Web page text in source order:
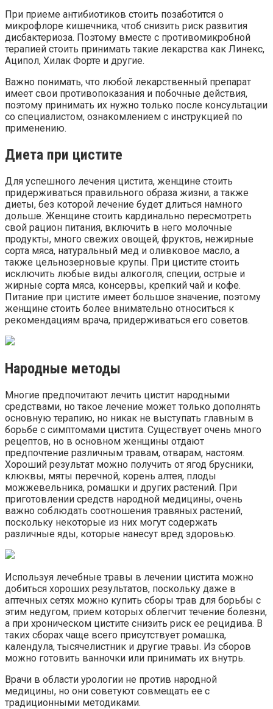
При приеме антибиотиков стоить позаботится о
микрофлоре кишечника, чтоб снизить риск развития
дисбактериоза. Поэтому вместе с противомикробной
терапией стоить принимать такие лекарства как Линекс,
Аципол, Хилак Форте и другие.
Важно понимать, что любой лекарственный препарат
имеет свои противопоказания и побочные действия,
поэтому принимать их нужно только после консультации
со специалистом, ознакомлением с инструкцией по
применению.
Диета при цистите
Для успешного лечения цистита, женщине стоить
придерживаться правильного образа жизни, а также
диеты, без которой лечение будет длиться намного
дольше. Женщине стоить кардинально пересмотреть
свой рацион питания, включить в него молочные
продукты, много свежих овощей, фруктов, нежирные
сорта мяса, натуральный мед и оливковое масло, а
также цельнозерновые крупы. При цистите стоить
исключить любые виды алкоголя, специи, острые и
жирные сорта мяса, консервы, крепкий чай и кофе.
Питание при цистите имеет большое значение, поэтому
женщине стоить более внимательно относиться к
рекомендациям врача, придерживаться его советов.
Народные методы
Многие предпочитают лечить цистит народными
средствами, но такое лечение может только дополнять
основную терапию, но никак не выступать главным в
борьбе с симптомами цистита. Существует очень много
рецептов, но в основном женщины отдают
предпочтение различным травам, отварам, настоям.
Хороший результат можно получить от ягод брусники,
клюквы, мяты перечной, корень алтея, плоды
можжевельника, ромашки и других растений. При
приготовлении средств народной медицины, очень
важно соблюдать соотношения травяных растений,
поскольку некоторые из них могут содержать
различные яды, которые нанесут вред здоровью.
Используя лечебные травы в лечении цистита можно
добиться хороших результатов, поскольку даже в
аптечных сетях можно купить сборы трав для борьбы с
этим недугом, прием которых облегчит течение болезни,
а при хроническом цистите снизить риск ее рецидива. В
таких сборах чаще всего присутствует ромашка,
календула, тысячелистник и другие травы. Из сборов
можно готовить ванночки или принимать их внутрь.
Врачи в области урологии не против народной
медицины, но они советуют совмещать ее с
традиционными методиками.